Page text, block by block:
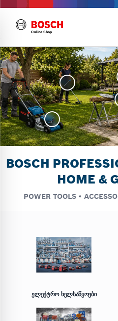
Online Shop
BOSCH
HOME &
POWER TOOLS •
ᲔᲚᲔᲥᲢᲠᲝ ᲮᲔᲚᲡᲐᲬᲧᲝᲔᲑᲘ